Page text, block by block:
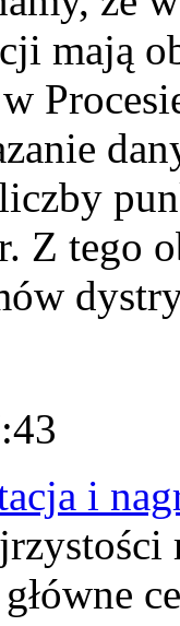
mają
Z tego
i